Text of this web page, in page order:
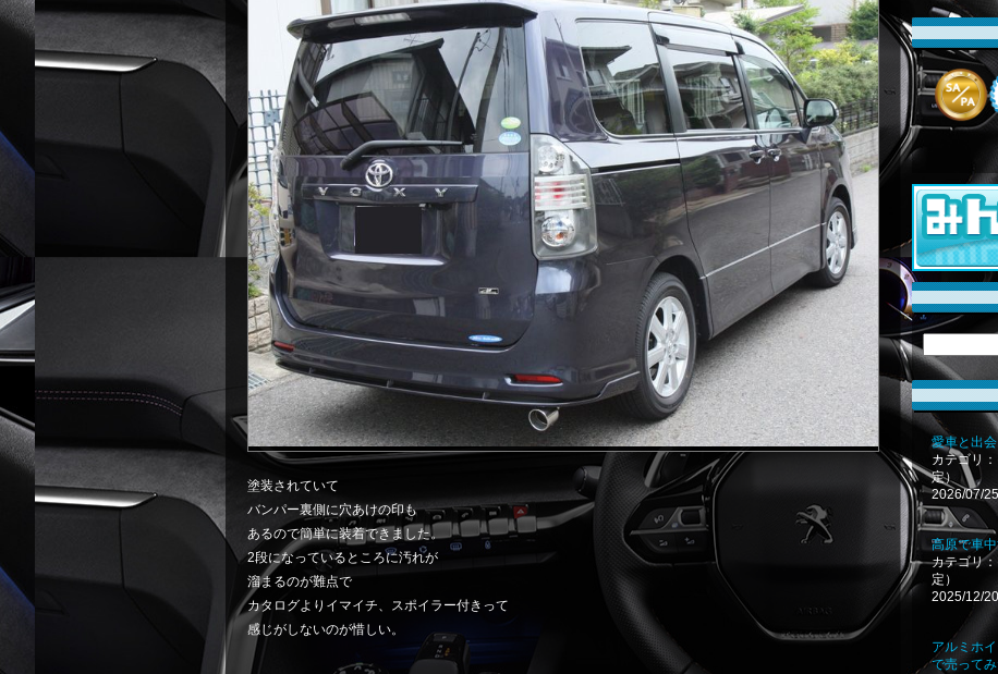
塗装されていて
バンパー裏側に穴あけの印も
あるので簡単に装着できました。
2段になっているところに汚れが
溜まるのが難点で
カタログよりイマイチ、スポイラー付きって
感じがしないのが惜しい。
愛車と出
カテゴリ
定）
2026/07/
高原で車
カテゴリ
定）
2025/12/
アルミホ
で売って